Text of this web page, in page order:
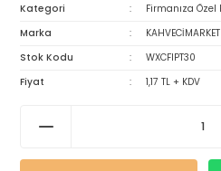
Kategori
Firmanıza
Marka
KAHVECİMARKET
Stok Kodu
WXCFIPT30
Fiyat
1,17 TL + KDV